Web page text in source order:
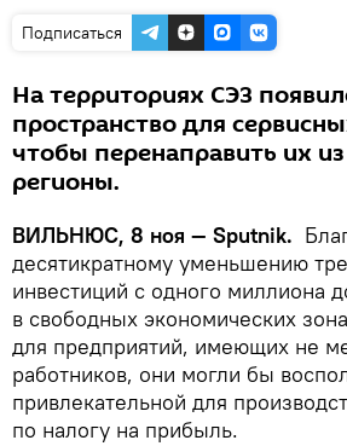
Подписаться
На территориях СЭЗ
пространство для
чтобы перенаправить их
регионы.
ВИЛЬНЮС, 8 ноя — Sputnik.
десятикратному уменьшению
инвестиций с одного миллиона
в свободных экономических
для предприятий, имеющих не
работников, они могли бы
привлекательной для
по налогу на прибыль.